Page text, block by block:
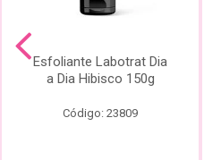
Esfoliante Labotrat Dia
a Dia Hibisco 150g
Código: 23809